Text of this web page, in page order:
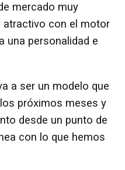
mercado muy
atractivo con el motor
una personalidad e
a ser un modelo que
próximos meses y
desde un punto de
con lo que hemos